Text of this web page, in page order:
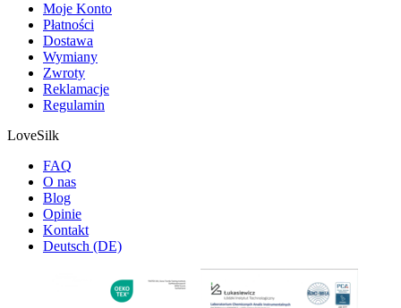
Moje Konto
Płatności
Dostawa
Wymiany
Zwroty
Reklamacje
Regulamin
LoveSilk
FAQ
O nas
Blog
Opinie
Kontakt
Deutsch (DE)